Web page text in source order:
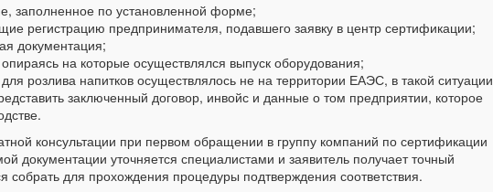
заполненное по установленной форме;
регистрацию предпринимателя, подавшего заявку в центр сертификации;
документация;
на которые осуществлялся выпуск оборудования;
розлива напитков осуществлялось не на территории ЕАЭС, в такой ситуации
заключенный договор, инвойс и данные о том предприятии, которое
консультации при первом обращении в группу компаний по сертификации
документации уточняется специалистами и заявитель получает точный
собрать для прохождения процедуры подтверждения соответствия.